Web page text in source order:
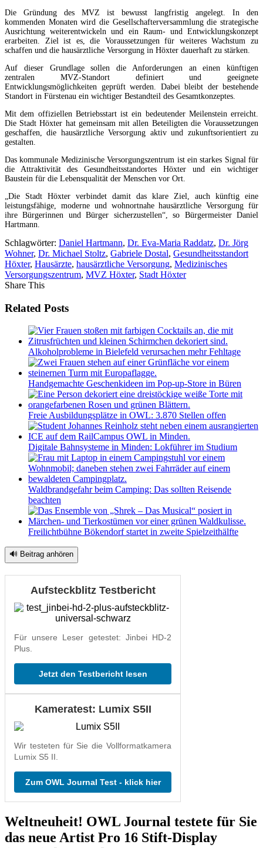
Die Gründung des MVZ ist bewusst langfristig angelegt. In den
kommenden Monaten wird die Gesellschafterversammlung die strategische
Ausrichtung weiterentwickeln und ein Raum- und Entwicklungskonzept
erarbeiten. Ziel ist es, die Voraussetzungen für weiteres Wachstum zu
schaffen und die hausärztliche Versorgung in Höxter dauerhaft zu stärken.
Auf dieser Grundlage sollen die Anforderungen an einen künftigen
zentralen MVZ-Standort definiert und geeignete
Entwicklungsmöglichkeiten geprüft werden. Dabei bleibt der bestehende
Standort in Fürstenau ein wichtiger Bestandteil des Gesamtkonzeptes.
Mit dem offiziellen Betriebsstart ist ein bedeutender Meilenstein erreicht.
Die Stadt Höxter hat gemeinsam mit allen Beteiligten die Voraussetzungen
geschaffen, die hausärztliche Versorgung aktiv und zukunftsorientiert zu
gestalten.
Das kommunale Medizinische Versorgungszentrum ist ein starkes Signal für
die Attraktivität des Gesundheitsstandortes Höxter und ein wichtiger
Baustein für die Lebensqualität der Menschen vor Ort.
„Die Stadt Höxter verbindet damit das klare Ziel, auch künftig eine
leistungsfähige, moderne und wohnortnahe hausärztliche Versorgung für
ihre Bürgerinnen und Bürger sicherzustellen“, so Bürgermeister Daniel
Hartmann.
Schlagwörter: Daniel Hartmann, Dr. Eva-Maria Raddatz, Dr. Jörg
Wohner, Dr. Michael Stoltz, Gabriele Dostal, Gesundheitsstandort
Höxter, Hausärzte, hausärztliche Versorgung, Medizinisches
Versorgungszentrum, MVZ Höxter, Stadt Höxter
Share This
Related Posts
Alkoholprobleme in Bielefeld verursachen mehr Fehltage
Handgemachte Geschenkideen im Pop-up-Store in Büren
Freie Ausbildungsplätze in OWL: 3.870 Stellen offen
Digitale Bahnsysteme in Minden: Lokführer im Studium
Waldbrandgefahr beim Camping: Das sollten Reisende
beachten
Freilichtbühne Bökendorf startet in zweite Spielzeithälfte
🔊 Beitrag anhören
Aufsteckblitz Testbericht
Für unsere Leser getestet: Jinbei HD-2
Plus.
Jetzt den Testbericht lesen
Kameratest: Lumix S5II
Wir testeten für Sie die Vollformatkamera
Lumix S5 II.
Zum OWL Journal Test - klick hier
Weltneuheit! OWL Journal testete für Sie
das neue Artist Pro 16 Stift-Display